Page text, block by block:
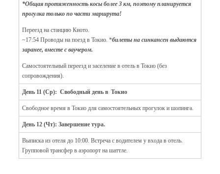
*Общая протяженность косы более 3 км, поэтому планируется
прогулка только по части маршрута!
Переезд на станцию Киото.
~17:54 Проводы на поезд в Токио. *билеты на синкансен выдаются
заранее, вместе с ваучером.
Самостоятельный переезд и заселение в отель в Токио (без
сопровождения).
День 11 (Ср): Свободный день в Токио
Свободное время в Токио для самостоятельных прогулок и шопинга.
День 12 (Чт): Завершение тура.
Выписка из отеля до 10:00. Встреча с водителем у входа в отель.
Групповой трансфер в аэропорт на шаттле.